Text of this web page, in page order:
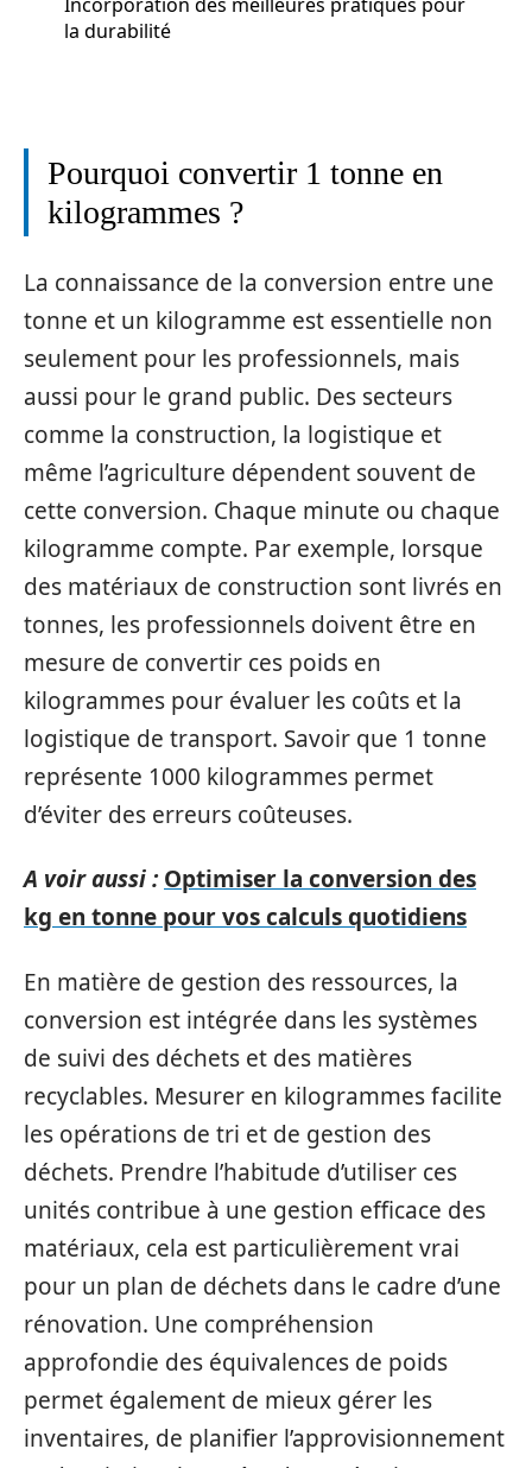
la durabilité
Pourquoi convertir 1 tonne en
kilogrammes ?
La connaissance de la conversion entre une
tonne et un kilogramme est essentielle non
seulement pour les professionnels, mais
aussi pour le grand public. Des secteurs
comme la construction, la logistique et
même l’agriculture dépendent souvent de
cette conversion. Chaque minute ou chaque
kilogramme compte. Par exemple, lorsque
des matériaux de construction sont livrés en
tonnes, les professionnels doivent être en
mesure de convertir ces poids en
kilogrammes pour évaluer les coûts et la
logistique de transport. Savoir que 1 tonne
représente 1000 kilogrammes permet
d’éviter des erreurs coûteuses.
A voir aussi : Optimiser la conversion des
kg en tonne pour vos calculs quotidiens
En matière de gestion des ressources, la
conversion est intégrée dans les systèmes
de suivi des déchets et des matières
recyclables. Mesurer en kilogrammes facilite
les opérations de tri et de gestion des
déchets. Prendre l’habitude d’utiliser ces
unités contribue à une gestion efficace des
matériaux, cela est particulièrement vrai
pour un plan de déchets dans le cadre d’une
rénovation. Une compréhension
approfondie des équivalences de poids
permet également de mieux gérer les
inventaires, de planifier l’approvisionnement